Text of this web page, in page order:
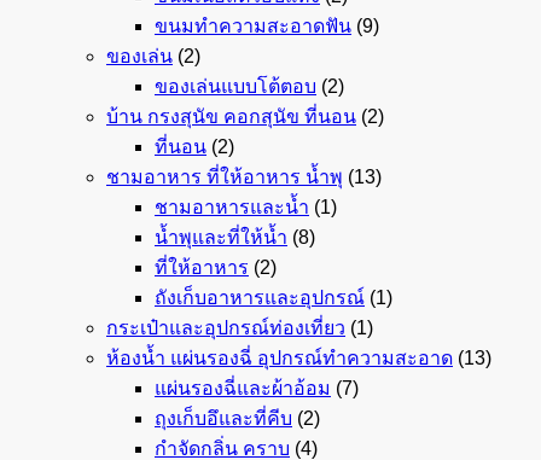
ขนมทำความสะอาดฟัน (9)
ของเล่น (2)
ของเล่นแบบโต้ตอบ (2)
บ้าน กรงสุนัข คอกสุนัข ที่นอน (2)
ที่นอน (2)
ชามอาหาร ที่ให้อาหาร น้ำพุ (13)
ชามอาหารและน้ำ (1)
น้ำพุและที่ให้น้ำ (8)
ที่ให้อาหาร (2)
ถังเก็บอาหารและอุปกรณ์ (1)
กระเป๋าและอุปกรณ์ท่องเที่ยว (1)
ห้องน้ำ แผ่นรองฉี่ อุปกรณ์ทำความสะอาด (13)
แผ่นรองฉี่และผ้าอ้อม (7)
ถุงเก็บอึและที่คีบ (2)
กำจัดกลิ่น คราบ (4)